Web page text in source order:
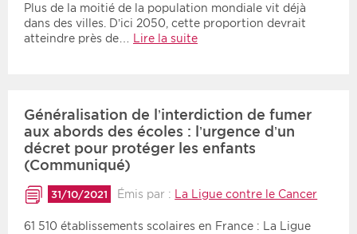
Secteur
Médico-social
Zone géographique
Plus de la moitié de la population mondiale vit déjà
dans des villes. D’ici 2050, cette proportion devrait
atteindre près de…
Lire la suite
Généralisation de l’interdiction de fumer
aux abords des écoles : l’urgence d’un
décret pour protéger les enfants
(Communiqué)
31/10/2021 Émis par : La Ligue contre le Cancer
61 510 établissements scolaires en France : La Ligue